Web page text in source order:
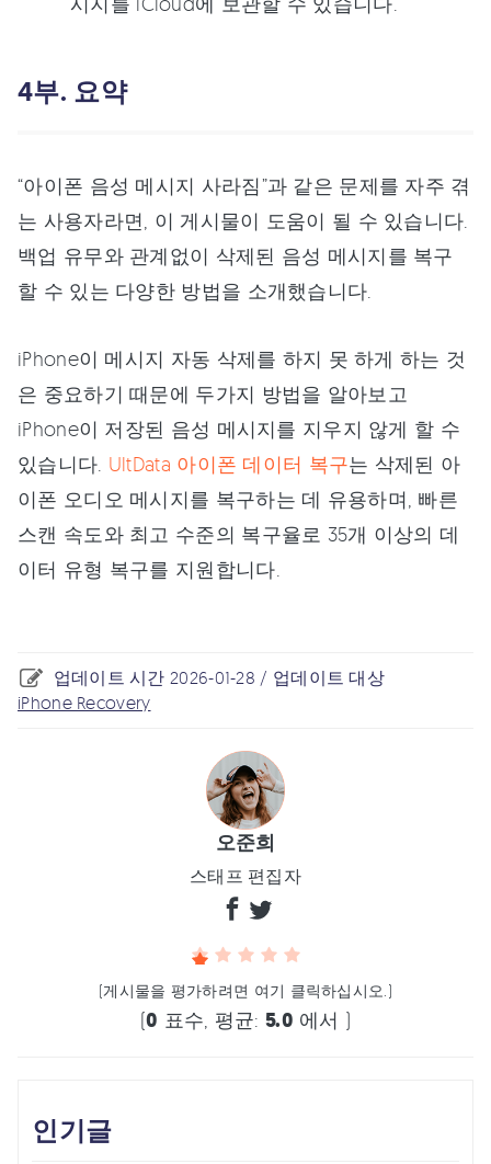
4부. 요약
“아이폰 음성 메시지 사라짐”과 같은 문제를 자주 겪
는 사용자라면, 이 게시물이 도움이 될 수 있습니다.
백업 유무와 관계없이 삭제된 음성 메시지를 복구
할 수 있는 다양한 방법을 소개했습니다.
iPhone이 메시지 자동 삭제를 하지 못 하게 하는 것
은 중요하기 때문에 두가지 방법을 알아보고
iPhone이 저장된 음성 메시지를 지우지 않게 할 수
있습니다. UltData 아이폰 데이터 복구는 삭제된 아
이폰 오디오 메시지를 복구하는 데 유용하며, 빠른
스캔 속도와 최고 수준의 복구율로 35개 이상의 데
이터 유형 복구를 지원합니다.
업데이트 시간 2026-01-28 / 업데이트 대상
iPhone Recovery
오준희
스태프 편집자
(게시물을 평가하려면 여기 클릭하십시오.)
(0 표수, 평균: 5.0 에서 )
인기글